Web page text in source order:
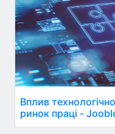
Вплив
ринок праці -